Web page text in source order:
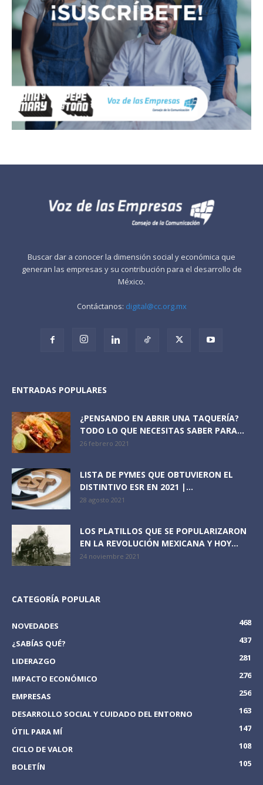
Buscar dar a conocer la dimensión social y económica que
generan las empresas y su contribución para el desarrollo de
México.
Contáctanos: digital@cc.org.mx
ENTRADAS POPULARES
¿PENSANDO EN ABRIR UNA TAQUERÍA?
TODO LO QUE NECESITAS SABER PARA...
26 febrero 2021
LISTA DE PYMES QUE OBTUVIERON EL
DISTINTIVO ESR EN 2021 |...
28 agosto 2021
LOS PLATILLOS QUE SE POPULARIZARON
EN LA REVOLUCIÓN MEXICANA Y HOY...
24 noviembre 2021
CATEGORÍA POPULAR
NOVEDADES
468
¿SABÍAS QUÉ?
437
LIDERAZGO
281
IMPACTO ECONÓMICO
276
EMPRESAS
256
DESARROLLO SOCIAL Y CUIDADO DEL ENTORNO
163
ÚTIL PARA MÍ
147
CICLO DE VALOR
108
BOLETÍN
105